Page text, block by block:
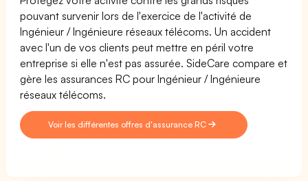
pouvant survenir lors de l'exercice de l'activité de
Ingénieur / Ingénieure réseaux télécoms. Un accident
avec l'un de vos clients peut mettre en péril votre
entreprise si elle n'est pas assurée. SideCare compare et
gère les assurances RC pour Ingénieur / Ingénieure
réseaux télécoms.
Voir les différentes offres d'assurance RC